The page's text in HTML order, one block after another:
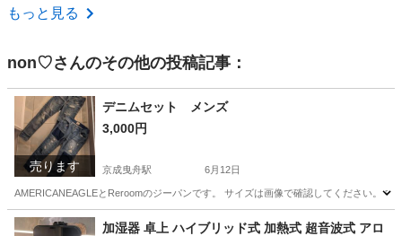
東京 八王子市
もっと見る
non♡さんのその他の投稿記事：
売ります
デニムセット メンズ
3,000円
京成曳舟駅 6月12日
AMERICANEAGLEとReroomのジーパンです。 サイズは画像で確認してください。
東京 墨田区 京成曳舟駅 ジーンズ/デニム ジーパン
加湿器 卓上 ハイブリッド式 加熱式 超音波式 アロ